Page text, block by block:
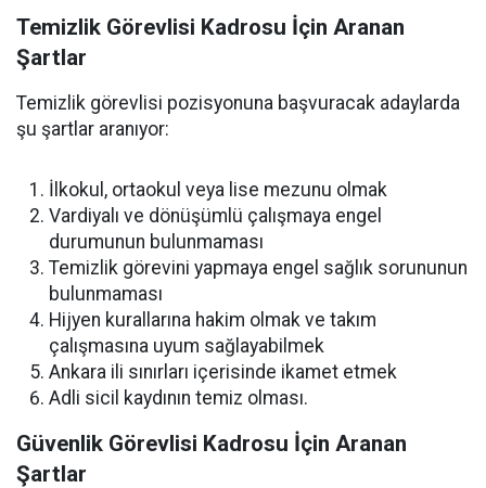
Temizlik Görevlisi Kadrosu İçin Aranan
Şartlar
Temizlik görevlisi pozisyonuna başvuracak adaylarda
şu şartlar aranıyor:
İlkokul, ortaokul veya lise mezunu olmak
Vardiyalı ve dönüşümlü çalışmaya engel
durumunun bulunmaması
Temizlik görevini yapmaya engel sağlık sorununun
bulunmaması
Hijyen kurallarına hakim olmak ve takım
çalışmasına uyum sağlayabilmek
Ankara ili sınırları içerisinde ikamet etmek
Adli sicil kaydının temiz olması.
Güvenlik Görevlisi Kadrosu İçin Aranan
Şartlar